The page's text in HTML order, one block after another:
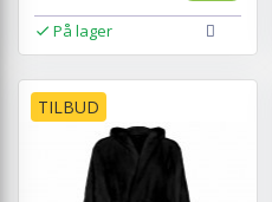
På lager
TILBUD